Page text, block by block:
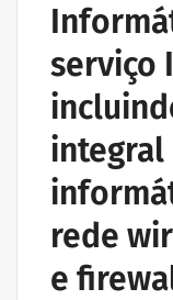
serviço
integral
rede
e